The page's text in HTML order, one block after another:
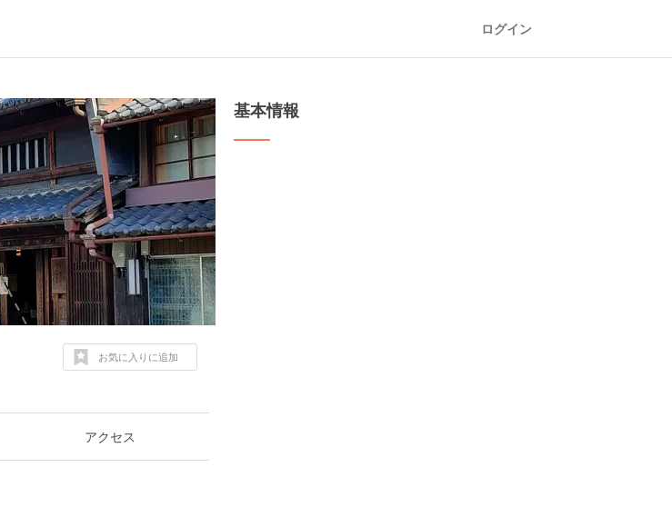
ログイン
お気に入りに追加
アクセス
基本情報